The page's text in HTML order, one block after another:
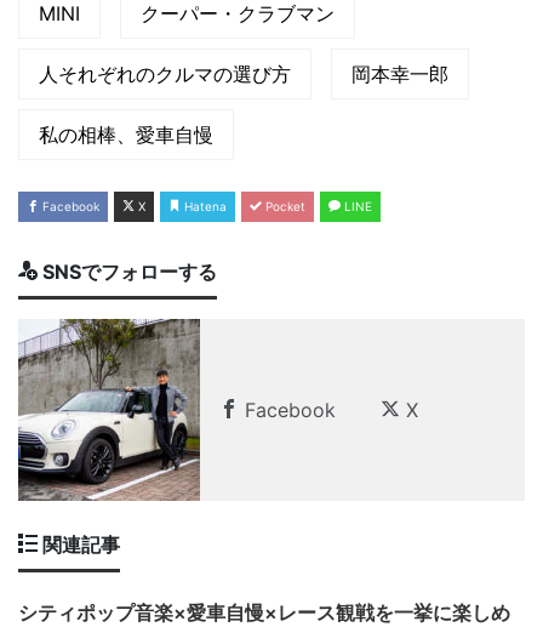
MINI クーパー・クラブマン
人それぞれのクルマの選び方 岡本幸一郎
私の相棒、愛車自慢
Facebook X Hatena Pocket LINE
SNSでフォローする
Facebook X
関連記事
シティポップ音楽×愛車自慢×レース観戦を一挙に楽しめ